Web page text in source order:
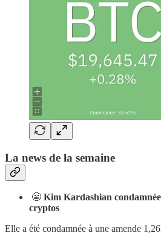
La news de la semaine
😬 Kim Kardashian
cryptos
Elle a été condamnée à une amende